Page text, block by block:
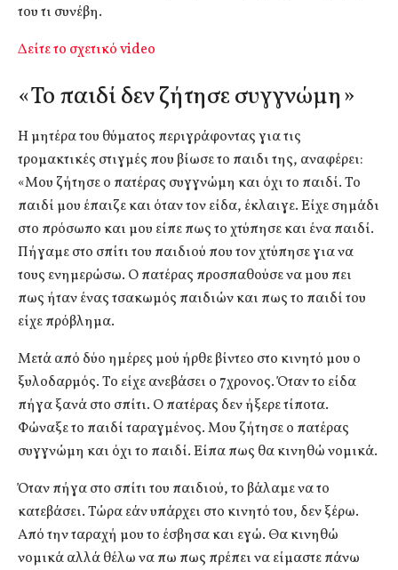
του τι συνέβη.
Δείτε το σχετικό video
«Το παιδί δεν ζήτησε συγγνώμη»
Η μητέρα του θύματος περιγράφοντας για τις
τρομακτικές στιγμές που βίωσε το παιδι της, αναφέρει:
«Μου ζήτησε ο πατέρας συγγνώμη και όχι το παιδί. Το
παιδί μου έπαιζε και όταν τον είδα, έκλαιγε. Είχε σημάδι
στο πρόσωπο και μου είπε πως το χτύπησε και ένα παιδί.
Πήγαμε στο σπίτι του παιδιού που τον χτύπησε για να
τους ενημερώσω. Ο πατέρας προσπαθούσε να μου πει
πως ήταν ένας τσακωμός παιδιών και πως το παιδί του
είχε πρόβλημα.
Μετά από δύο ημέρες μού ήρθε βίντεο στο κινητό μου ο
ξυλοδαρμός. Το είχε ανεβάσει ο 7χρονος. Όταν το είδα
πήγα ξανά στο σπίτι. Ο πατέρας δεν ήξερε τίποτα.
Φώναξε το παιδί ταραγμένος. Μου ζήτησε ο πατέρας
συγγνώμη και όχι το παιδί. Είπα πως θα κινηθώ νομικά.
Όταν πήγα στο σπίτι του παιδιού, το βάλαμε να το
κατεβάσει. Τώρα εάν υπάρχει στο κινητό του, δεν ξέρω.
Από την ταραχή μου το έσβησα και εγώ. Θα κινηθώ
νομικά αλλά θέλω να πω πως πρέπει να είμαστε πάνω